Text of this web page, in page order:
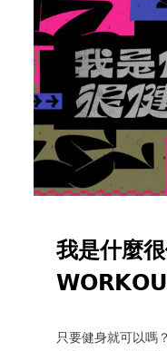
我是什麼
只要健身就可以嗎